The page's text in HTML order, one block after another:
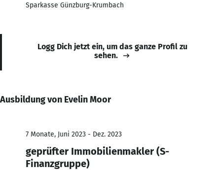
Sparkasse Günzburg-Krumbach
Logg Dich jetzt ein, um das ganze Profil zu
sehen.
Ausbildung von Evelin Moor
7 Monate, Juni 2023 - Dez. 2023
geprüfter Immobilienmakler (S-
Finanzgruppe)